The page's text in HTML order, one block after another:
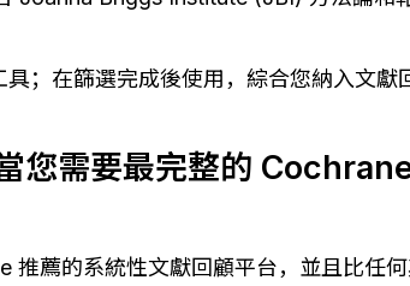
；在篩選完成後使用，綜合您納入文獻
需要最完整的
推薦的系統性文獻回顧平台，並且比任